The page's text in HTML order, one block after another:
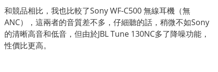
和競品相比，我也比較了Sony WF-C500 無線耳機（無
ANC），這兩者的音質差不多，仔細聽的話，稍微不如Sony
的清晰高音和低音，但由於JBL Tune 130NC多了降噪功能，
性價比更高。